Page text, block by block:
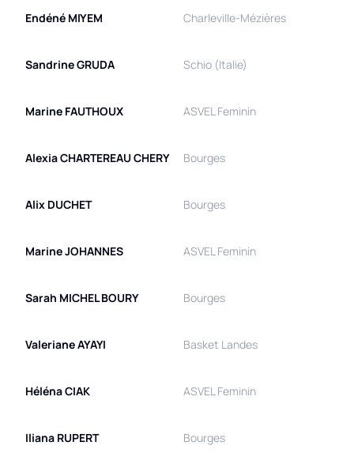
Endéné MIYEM Charleville-Mézières
SandrineGRUDA Schio (Italie)
Marine FAUTHOUX ASVEL Feminin
AlexiaCHARTEREAU CHERY Bourges
Alix DUCHET Bourges
MarineJOHANNES ASVEL Feminin
Sarah MICHEL BOURY Bourges
ValerianeAYAYI Basket Landes
HélénaCIAK ASVEL Feminin
Iliana RUPERT Bourges